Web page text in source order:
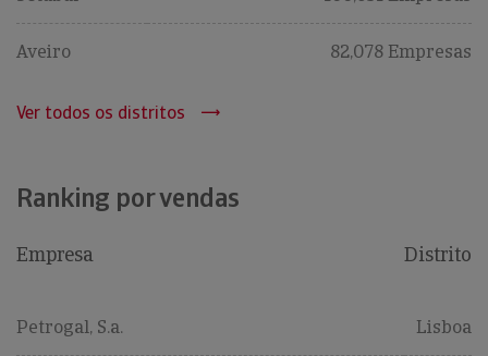
Aveiro 82,078 Empresas
Ver todos os distritos
Ranking por vendas
Empresa Distrito
Petrogal, S.a. Lisboa